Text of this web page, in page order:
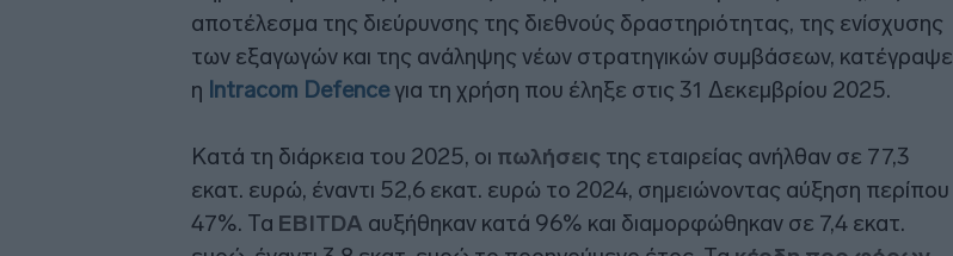
αποτέλεσμα της διεύρυνσης της διεθνούς δραστηριότητας, της ενίσχυσης
των εξαγωγών και της ανάληψης νέων στρατηγικών συμβάσεων, κατέγραψε
η Intracom Defenceγια τη χρήση που έληξε στις 31 Δεκεμβρίου 2025.
Κατά τη διάρκεια του 2025, οι πωλήσεις της εταιρείας ανήλθαν σε 77,3
εκατ. ευρώ, έναντι 52,6 εκατ. ευρώ το 2024, σημειώνοντας αύξηση περίπου
47%. Τα EBITDA αυξήθηκαν κατά 96% και διαμορφώθηκαν σε 7,4 εκατ.